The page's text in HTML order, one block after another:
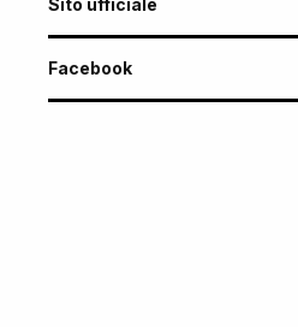
Sito ufficiale
Facebook